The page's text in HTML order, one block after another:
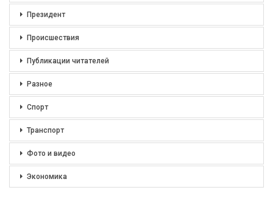
Президент
Происшествия
Публикации читателей
Разное
Спорт
Транспорт
Фото и видео
Экономика